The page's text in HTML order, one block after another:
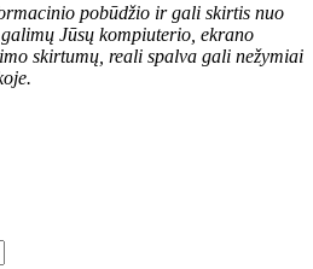
pobūdžio ir gali skirtis nuo
Jūsų kompiuterio, ekrano
skirtumų, reali spalva gali nežymiai